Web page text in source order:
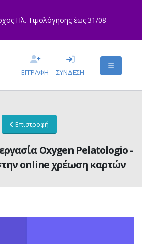
Ηλ. Τιμολόγησης έως 31/08
ΕΓΓΡΑΦΗ ΣΥΝΔΕΣΗ
Επιστροφή
Oxygen Pelatologio -
online χρέωση καρτών